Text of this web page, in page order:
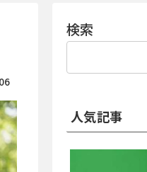
検索
人気記事